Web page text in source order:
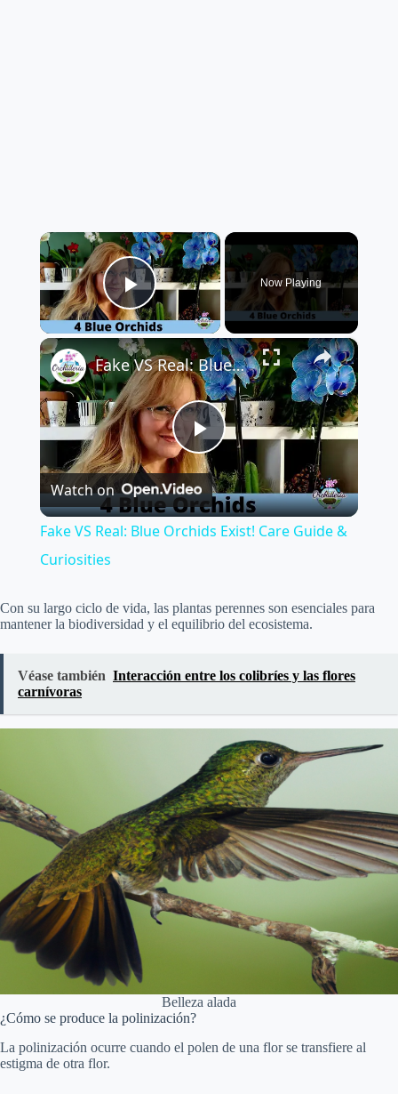
×
Play Video
Now Playing
×
P
l
y
V
i
d
e
o
Fake VS Real: Blue Orchids Exist! Care Guide & Curiosities
Watch on
Fake VS Real: Blue Orchids Exist! Care Guide &
Curiosities
Con su largo ciclo de vida, las plantas perennes son esenciales para
mantener la biodiversidad y el equilibrio del ecosistema.
Véase también Interacción entre los colibríes y las flores
carnívoras
Belleza alada
¿Cómo se produce la polinización?
La polinización ocurre cuando el polen de una flor se transfiere al
estigma de otra flor.